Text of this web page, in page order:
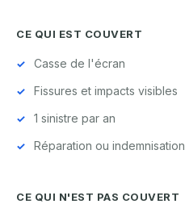
CE QUI EST COUVERT
Casse de l'écran
Fissures et impacts visibles
1 sinistre par an
Réparation ou indemnisation
CE QUI N'EST PAS COUVERT